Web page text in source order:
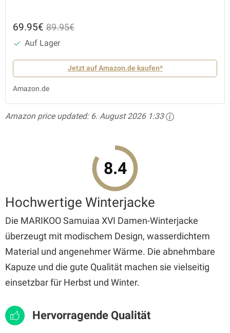
69.95€ 89.95€
Auf Lager
Jetzt auf Amazon.de kaufen*
Amazon.de
Amazon price updated: 6. August 2026 1:33
8.4
Hochwertige Winterjacke
Die MARIKOO Samuiaa XVI Damen-Winterjacke
überzeugt mit modischem Design, wasserdichtem
Material und angenehmer Wärme. Die abnehmbare
Kapuze und die gute Qualität machen sie vielseitig
einsetzbar für Herbst und Winter.
Hervorragende Qualität